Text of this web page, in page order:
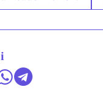
X
sähköpostitse
Jaa